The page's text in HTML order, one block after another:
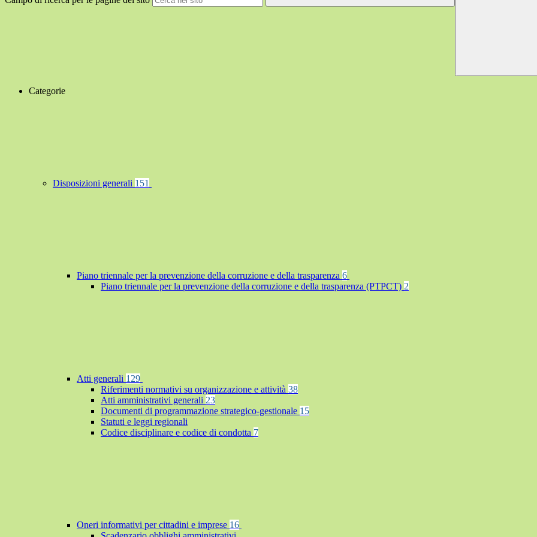
Categorie
Disposizioni generali 151
Piano triennale per la prevenzione della corruzione e della trasparenza 6
Piano triennale per la prevenzione della corruzione e della trasparenza (PTPCT) 2
Atti generali 129
Riferimenti normativi su organizzazione e attività 38
Atti amministrativi generali 23
Documenti di programmazione strategico-gestionale 15
Statuti e leggi regionali
Codice disciplinare e codice di condotta 7
Oneri informativi per cittadini e imprese 16